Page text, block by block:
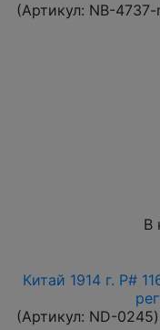
(Артикул: NB-4737-
В
Китай 1914 г. P#
(Артикул: ND-0245)